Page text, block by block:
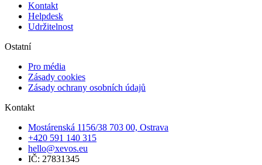
Kontakt
Helpdesk
Udržitelnost
Ostatní
Pro média
Zásady cookies
Zásady ochrany osobních údajů
Kontakt
Mostárenská 1156/38 703 00, Ostrava
+420 591 140 315
hello@xevos.eu
IČ: 27831345